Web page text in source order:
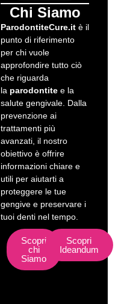
Chi Siamo
ParodontiteCure.it è il
punto di riferimento
per chi vuole
approfondire tutto ciò
che riguarda
la parodontite e la
salute gengivale. Dalla
prevenzione ai
trattamenti più
avanzati, il nostro
obiettivo è offrire
informazioni chiare e
utili per aiutarti a
proteggere le tue
gengive e preservare i
tuoi denti nel tempo.
Scopri
chi
Siamo
Scopri
Ideandum